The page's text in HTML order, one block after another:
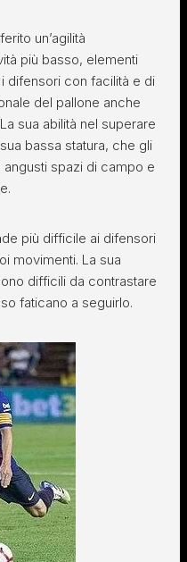
un’agilità
più basso, elementi
difensori con facilità e di
del pallone anche
sua abilità nel superare
bassa statura, che gli
spazi di campo e
più difficile ai difensori
movimenti. La sua
difficili da contrastare
faticano a seguirlo.